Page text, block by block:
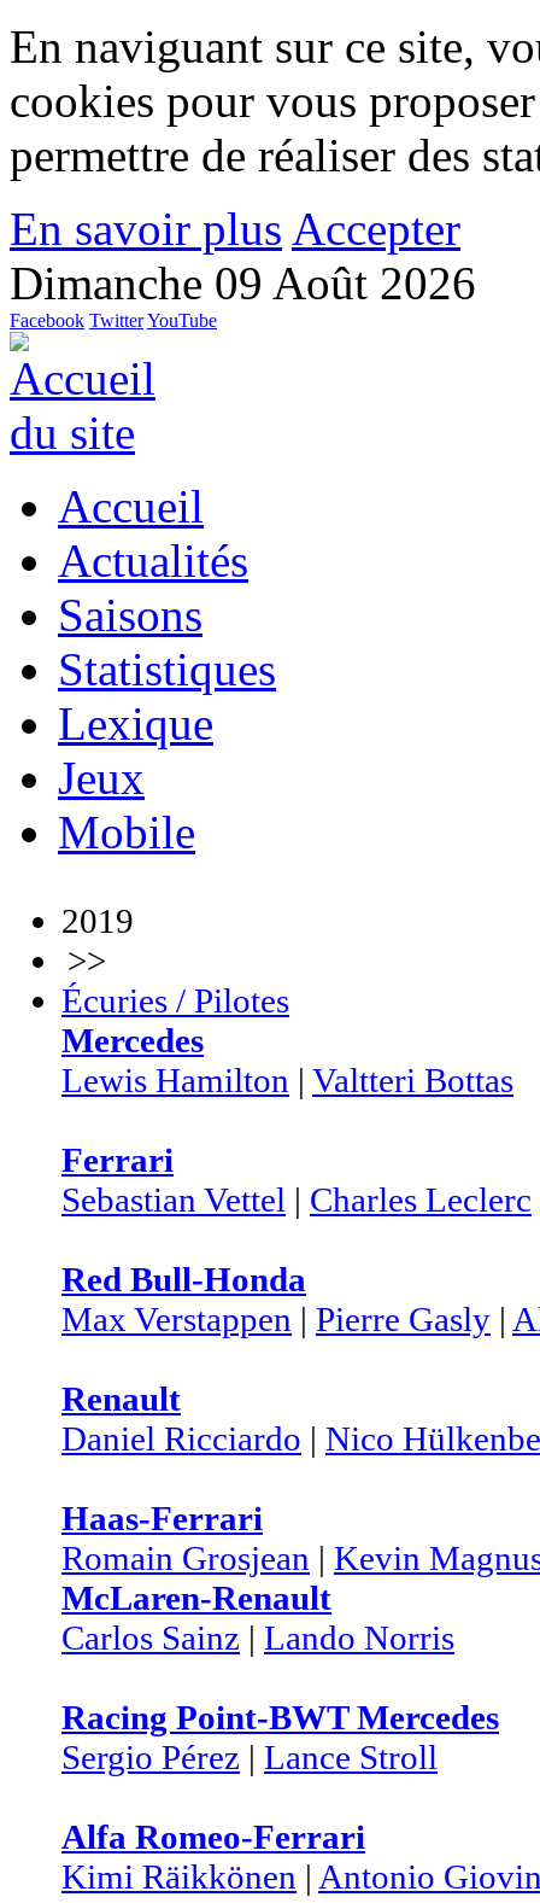
En naviguant sur ce site,
cookies pour vous
permettre de réaliser des
En savoir plus Accepter
Dimanche 09 Août 2026
Facebook TwitterYouTube
Accueil
Actualités
Saisons
Statistiques
Lexique
Jeux
Mobile
2019
>>
Écuries / Pilotes
Mercedes
Lewis Hamilton | Valtteri Bottas
Ferrari
Sebastian Vettel | Charles Leclerc
Red Bull-Honda
Max Verstappen | Pierre Gasly |
Renault
Daniel Ricciardo | Nico
Haas-Ferrari
Romain Grosjean | Kevin
McLaren-Renault
Carlos Sainz | Lando Norris
Racing Point-BWT Mercedes
Sergio Pérez | Lance Stroll
Alfa Romeo-Ferrari
Kimi Räikkönen | Antonio